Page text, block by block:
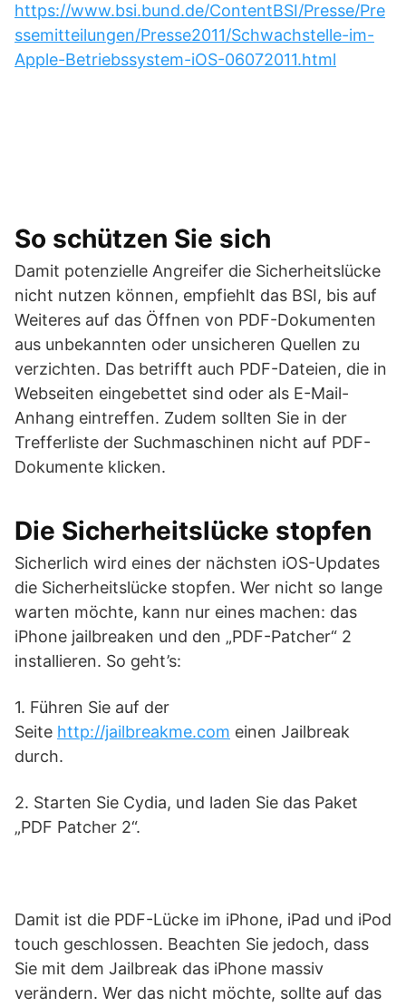
https://www.bsi.bund.de/ContentBSI/Presse/Pre
ssemitteilungen/Presse2011/Schwachstelle-im-
Apple-Betriebssystem-iOS-06072011.html
So schützen Sie sich
Damit potenzielle Angreifer die Sicherheitslücke
nicht nutzen können, empfiehlt das BSI, bis auf
Weiteres auf das Öffnen von PDF-Dokumenten
aus unbekannten oder unsicheren Quellen zu
verzichten. Das betrifft auch PDF-Dateien, die in
Webseiten eingebettet sind oder als E-Mail-
Anhang eintreffen. Zudem sollten Sie in der
Trefferliste der Suchmaschinen nicht auf PDF-
Dokumente klicken.
Die Sicherheitslücke stopfen
Sicherlich wird eines der nächsten iOS-Updates
die Sicherheitslücke stopfen. Wer nicht so lange
warten möchte, kann nur eines machen: das
iPhone jailbreaken und den „PDF-Patcher“ 2
installieren. So geht’s:
1. Führen Sie auf der
Seite http://jailbreakme.com einen Jailbreak
durch.
2. Starten Sie Cydia, und laden Sie das Paket
„PDF Patcher 2“.
Damit ist die PDF-Lücke im iPhone, iPad und iPod
touch geschlossen. Beachten Sie jedoch, dass
Sie mit dem Jailbreak das iPhone massiv
verändern. Wer das nicht möchte, sollte auf das